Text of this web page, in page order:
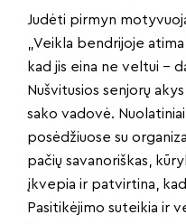
Judėti pirmyn
„Veikla bendrijoje
kad jis eina ne veltui –
Nušvitusios senjorų
sako vadovė.
posėdžiuose su
pačių savanoriškas,
įkvepia ir patvirtina,
Pasitikėjimo suteikia ir